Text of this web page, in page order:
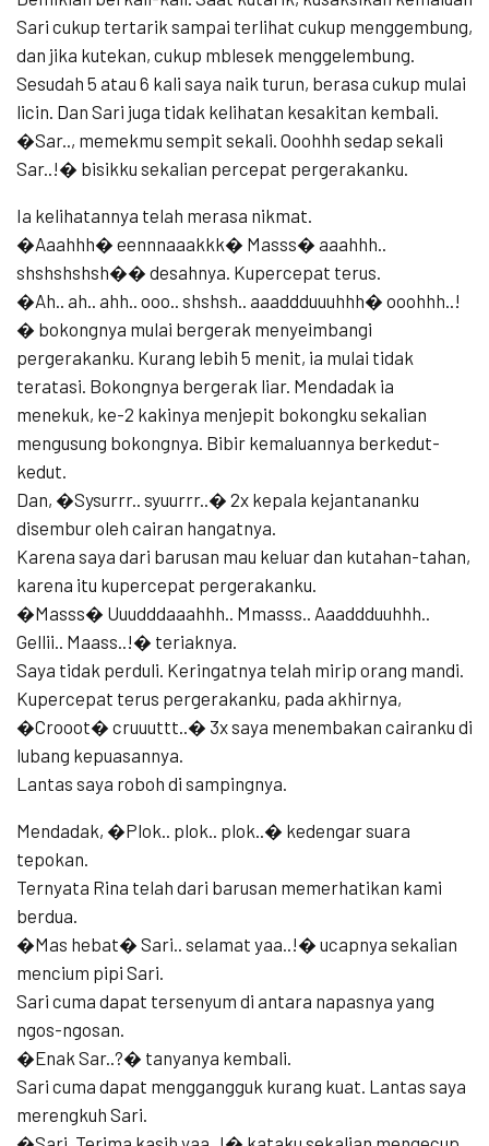
Sari cukup tertarik sampai terlihat cukup menggembung,
dan jika kutekan, cukup mblesek menggelembung.
Sesudah 5 atau 6 kali saya naik turun, berasa cukup mulai
licin. Dan Sari juga tidak kelihatan kesakitan kembali.
�Sar.., memekmu sempit sekali. Ooohhh sedap sekali
Sar..!� bisikku sekalian percepat pergerakanku.
Ia kelihatannya telah merasa nikmat.
�Aaahhh� eennnaaakkk� Masss� aaahhh..
shshshshsh�� desahnya. Kupercepat terus.
�Ah.. ah.. ahh.. ooo.. shshsh.. aaaddduuuhhh� ooohhh..!
� bokongnya mulai bergerak menyeimbangi
pergerakanku. Kurang lebih 5 menit, ia mulai tidak
teratasi. Bokongnya bergerak liar. Mendadak ia
menekuk, ke-2 kakinya menjepit bokongku sekalian
mengusung bokongnya. Bibir kemaluannya berkedut-
kedut.
Dan, �Sysurrr.. syuurrr..� 2x kepala kejantananku
disembur oleh cairan hangatnya.
Karena saya dari barusan mau keluar dan kutahan-tahan,
karena itu kupercepat pergerakanku.
�Masss� Uuudddaaahhh.. Mmasss.. Aaaddduuhhh..
Gellii.. Maass..!� teriaknya.
Saya tidak perduli. Keringatnya telah mirip orang mandi.
Kupercepat terus pergerakanku, pada akhirnya,
�Crooot� cruuuttt..� 3x saya menembakan cairanku di
lubang kepuasannya.
Lantas saya roboh di sampingnya.
Mendadak, �Plok.. plok.. plok..� kedengar suara
tepokan.
Ternyata Rina telah dari barusan memerhatikan kami
berdua.
�Mas hebat� Sari.. selamat yaa..!� ucapnya sekalian
mencium pipi Sari.
Sari cuma dapat tersenyum di antara napasnya yang
ngos-ngosan.
�Enak Sar..?� tanyanya kembali.
Sari cuma dapat menggangguk kurang kuat. Lantas saya
merengkuh Sari.